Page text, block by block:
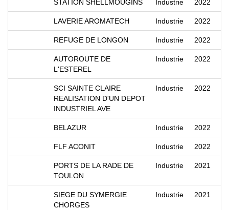
STATION SHELLMOUGINS Industrie 2022
LAVERIE AROMATECH Industrie 2022
REFUGE DE LONGON Industrie 2022
AUTOROUTE DE
L'ESTEREL
Industrie 2022
SCI SAINTE CLAIRE
REALISATION D'UN DEPOT
INDUSTRIEL AVE
Industrie 2022
BELAZUR Industrie 2022
FLF ACONIT Industrie 2022
PORTS DE LA RADE DE
TOULON
Industrie 2021
SIEGE DU SYMERGIE
CHORGES
Industrie 2021